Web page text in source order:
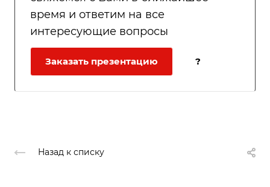
время и ответим на все
интересующие вопросы
Заказать презентацию ?
Назад к списку